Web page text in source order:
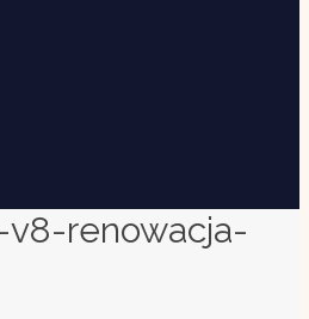
renowacja-